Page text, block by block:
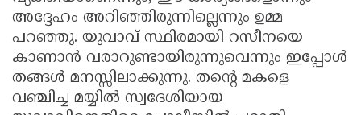
അദ്ദേഹം അറിഞ്ഞിരുന്നില്ലെന്നും ഉമ്മ
പറഞ്ഞു. യുവാവ് സ്ഥിരമായി റസീനയെ
കാണാൻ വരാറുണ്ടായിരുന്നുവെന്നും ഇപ്പോൾ
തങ്ങൾ മനസ്സിലാക്കുന്നു. തന്റെ മകളെ
വഞ്ചിച്ച മയ്യിൽ സ്വദേശിയായ